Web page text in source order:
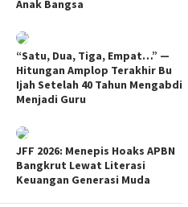
Anak Bangsa
“Satu, Dua, Tiga, Empat…” —
Hitungan Amplop Terakhir Bu
Ijah Setelah 40 Tahun Mengabdi
Menjadi Guru
JFF 2026: Menepis Hoaks APBN
Bangkrut Lewat Literasi
Keuangan Generasi Muda